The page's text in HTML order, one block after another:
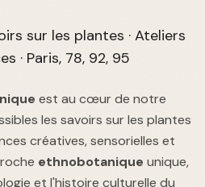
sur les plantes · Ateliers
· Paris, 78, 92, 95
est au cœur de notre
les savoirs sur les plantes
créatives, sensorielles et
ethnobotanique unique,
et l'histoire culturelle du